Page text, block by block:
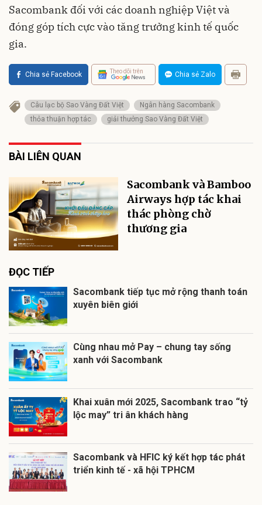
Sacombank đối với các doanh nghiệp Việt và
đóng góp tích cực vào tăng trưởng kinh tế quốc
gia.
Chia sẻ Facebook Theo dõi trên Chia sẻ Zalo
Câu lạc bộ Sao Vàng Đất Việt
Ngân hàng Sacombank
thỏa thuận hợp tác
giải thưởng Sao Vàng Đất Việt
BÀI LIÊN QUAN
Sacombank và Bamboo
Airways hợp tác khai
thác phòng chờ
thương gia
ĐỌC TIẾP
Sacombank tiếp tục mở rộng thanh toán
xuyên biên giới
Cùng nhau mở Pay – chung tay sống
xanh với Sacombank
Khai xuân mới 2025, Sacombank trao “tỷ
lộc may” tri ân khách hàng
Sacombank và HFIC ký kết hợp tác phát
triển kinh tế - xã hội TPHCM